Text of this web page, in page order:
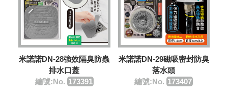
米諾諾DN-28強效隔臭防蟲
排水口蓋
編號:No. 173391
米諾諾DN-29磁吸密封防臭
落水頭
編號:No. 173407